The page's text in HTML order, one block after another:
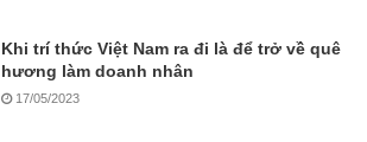
Khi trí thức Việt Nam ra đi là để trở về quê
hương làm doanh nhân
17/05/2023